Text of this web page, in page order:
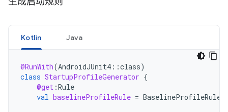
Kotlin Java
@RunWith(AndroidJUnit4 ::class)
class StartupProfileGenerator {
@get :Rule
val baselineProfileRule = BaselineProfileRule